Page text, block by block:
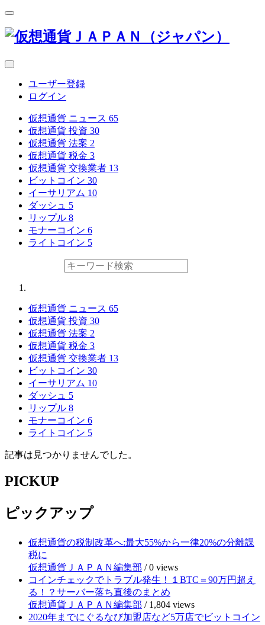
ユーザー登録
ログイン
仮想通貨 ニュース 65
仮想通貨 投資 30
仮想通貨 法案 2
仮想通貨 税金 3
仮想通貨 交換業者 13
ビットコイン 30
イーサリアム 10
ダッシュ 5
リップル 8
モナーコイン 6
ライトコイン 5
仮想通貨 ニュース 65
仮想通貨 投資 30
仮想通貨 法案 2
仮想通貨 税金 3
仮想通貨 交換業者 13
ビットコイン 30
イーサリアム 10
ダッシュ 5
リップル 8
モナーコイン 6
ライトコイン 5
記事は見つかりませんでした。
PICKUP
ピックアップ
仮想通貨の税制改革へ:最大55%から一律20%の分離課
税に
仮想通貨ＪＡＰＡＮ編集部 /0 views
コインチェックでトラブル発生！１BTC＝90万円超え
る！？サーバー落ち直後のまとめ
仮想通貨ＪＡＰＡＮ編集部 / 1,804 views
2020年までにぐるなび加盟店など5万店でビットコイン